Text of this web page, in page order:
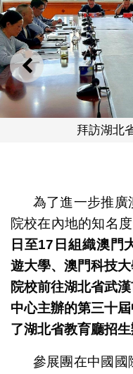
上一則
拜訪湖北
為了進一步推廣
院校在內地的知名
日至17 日組織澳門
遊大學、澳門科技
院校前往湖北省武
中心主辦的第三十
了湖北省教育廳招
參展團在中國國